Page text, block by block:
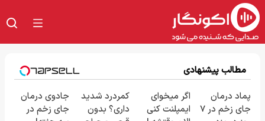
مطالب پیشنهادی
پماد درمان
جای زخم در ۷
اگر میخوای
ایمپلنت کنی
کمردرد شدید
داری؟ بدون
جادوی درمان
جای زخم در